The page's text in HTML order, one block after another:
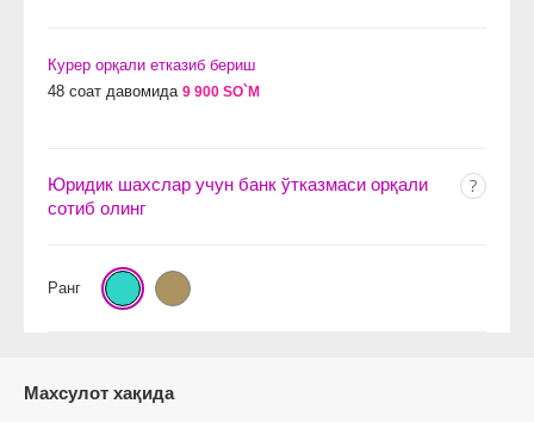
Курер орқали етказиб бериш
48 соат давомида 9 900 SO`M
Юридик шахслар учун банк ўтказмаси орқали
сотиб олинг
Ранг
Махсулот хақида